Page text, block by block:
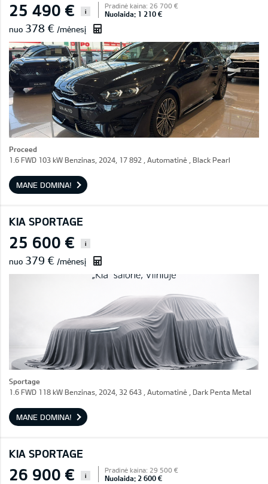
25 490 € i
Pradinė kaina: 26 700 €
Nuolaida: 1 210 €
nuo 378 € /mėnesį
Proceed
1.6 FWD 103 kW Benzinas, 2024, 17 892 , Automatinė , Black Pearl
MANE DOMINA!
KIA SPORTAGE
25 600 € i
nuo 379 € /mėnesį
Sportage
1.6 FWD 118 kW Benzinas, 2024, 32 643 , Automatinė , Dark Penta Metal
MANE DOMINA!
KIA SPORTAGE
26 900 € i
Pradinė kaina: 29 500 €
Nuolaida: 2 600 €